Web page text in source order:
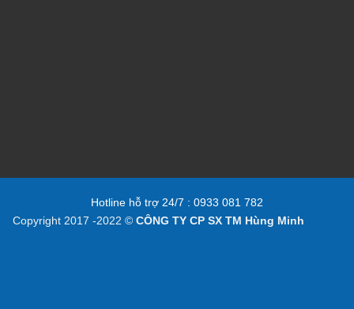
Hotline hỗ trợ 24/7 : 0933 081 782
Copyright 2017 -2022 © CÔNG TY CP SX TM Hùng Minh